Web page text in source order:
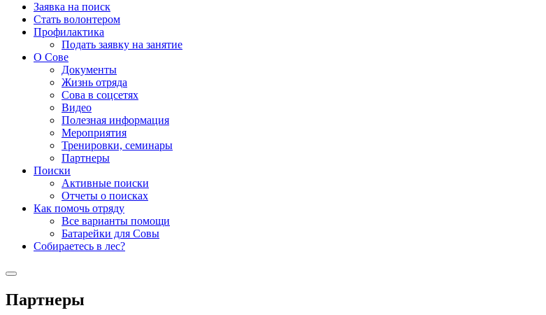
Заявка на поиск
Стать волонтером
Профилактика
Подать заявку на занятие
О Сове
Документы
Жизнь отряда
Сова в соцсетях
Видео
Полезная информация
Мероприятия
Тренировки, семинары
Партнеры
Поиски
Активные поиски
Отчеты о поисках
Как помочь отряду
Все варианты помощи
Батарейки для Совы
Собираетесь в лес?
Партнеры